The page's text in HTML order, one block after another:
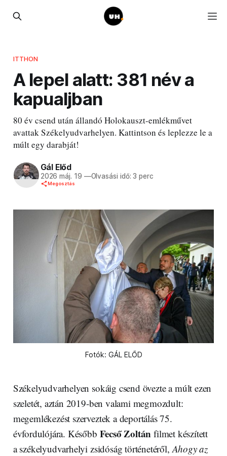
ITTHON
A lepel alatt: 381 név a
kapualjban
80 év csend után állandó Holokauszt-emlékművet
avattak Székelyudvarhelyen. Kattintson és leplezze le a
múlt egy darabját!
Gál Előd
2026 máj. 19 —Olvasási idő: 3 perc
Megosztás
Fotók: GÁL ELŐD
Székelyudvarhelyen sokáig csend övezte a múlt ezen
szeletét, aztán 2019-ben valami megmozdult:
megemlékezést szerveztek a deportálás 75.
évfordulójára. Később Fecső Zoltán filmet készített
a székelyudvarhelyi zsidóság történetéről,Ahogy az